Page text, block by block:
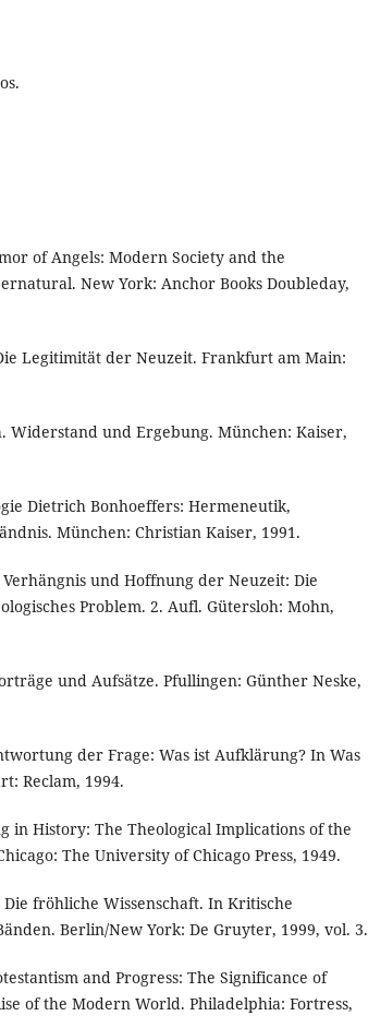
of Angels: Modern Society and the
New York: Anchor Books Doubleday,
Legitimität der Neuzeit. Frankfurt am Main:
Widerstand und Ergebung. München: Kaiser,
Dietrich Bonhoeffers: Hermeneutik,
München: Christian Kaiser, 1991.
Verhängnis und Hoffnung der Neuzeit: Die
Problem. 2. Aufl. Gütersloh: Mohn,
und Aufsätze. Pfullingen: Günther Neske,
der Frage: Was ist Aufklärung? In Was
Reclam, 1994.
in History: The Theological Implications of the
The University of Chicago Press, 1949.
Die fröhliche Wissenschaft. In Kritische
Berlin/New York: De Gruyter, 1999, vol. 3.
and Progress: The Significance of
of the Modern World. Philadelphia: Fortress,